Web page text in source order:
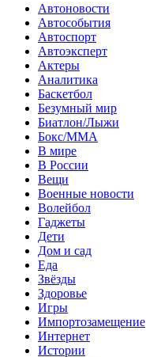
Автоновости
Автособытия
Автоспорт
Автоэксперт
Актеры
Аналитика
Баскетбол
Безумный мир
Биатлон/Лыжи
Бокс/MMA
В мире
В России
Вещи
Военные новости
Волейбол
Гаджеты
Дети
Дом и сад
Еда
Звёзды
Здоровье
Игры
Импортозамещение
Интернет
Истории